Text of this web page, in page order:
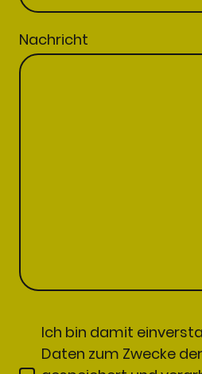
Nachricht
Ich bin damit
Daten zum Zwecke